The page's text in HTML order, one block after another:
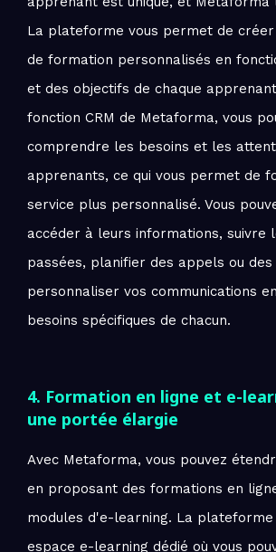
La plateforme vous permet de
de formation personnalisés en
et des objectifs de chaque
fonction CRM de Metaforma, vous
comprendre les besoins et les
apprenants, ce qui vous permet de
service plus personnalisé. Vous
accéder à leurs informations, suivre
passées, planifier des appels ou
personnaliser vos communications
besoins spécifiques de chacun.
4. Formation en ligne et e-
une portée élargie
Avec Metaforma, vous pouvez
en proposant des formations en
modules d'e-learning. La
espace e-learning dédié où vous